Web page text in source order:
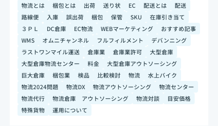
物流とは
梱包とは 出荷 送り状 EC 配送とは
配送
路線便
入庫 誤出荷 梱包 保管 SKU
在庫引き当て
３ＰＬ
DC倉庫 EC物流 WEBマーケティング
おすすめ記事
WMS
オムニチャンネル フルフィルメント
デバンニング
ラストワンマイル運送
倉庫業 倉庫業許可
大型倉庫
大型倉庫物流センター
料金
大型倉庫アウトソーシング
巨大倉庫
梱包業 検品 比較検討 物流
水上バイク
物流2024問題
物流DX 物流アウトソーシング
物流センター
物流代行
物流倉庫 アウトソーシング 物流対談
目安価格
特殊貨物
運用について